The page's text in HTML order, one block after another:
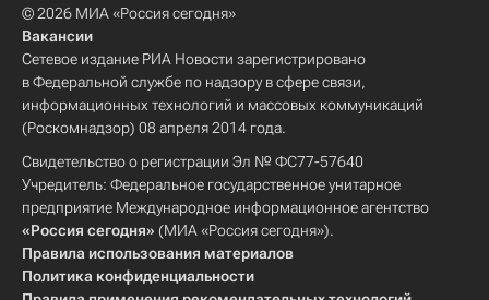
© 2026 МИА «Россия сегодня»
Вакансии
Сетевое издание РИА Новости зарегистрировано
в Федеральной службе по надзору в сфере связи,
информационных технологий и массовых коммуникаций
(Роскомнадзор) 08 апреля 2014 года.
Свидетельство о регистрации Эл № ФС77-57640
Учредитель: Федеральное государственное унитарное
предприятие Международное информационное агентство
«Россия сегодня» (МИА «Россия сегодня»).
Правила использования материалов
Политика конфиденциальности